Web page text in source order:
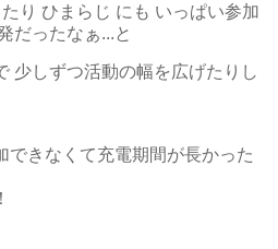
り ひまらじ にも いっぱい参加
だったなぁ...と
少しずつ活動の幅を広げたりし
できなくて充電期間が長かった